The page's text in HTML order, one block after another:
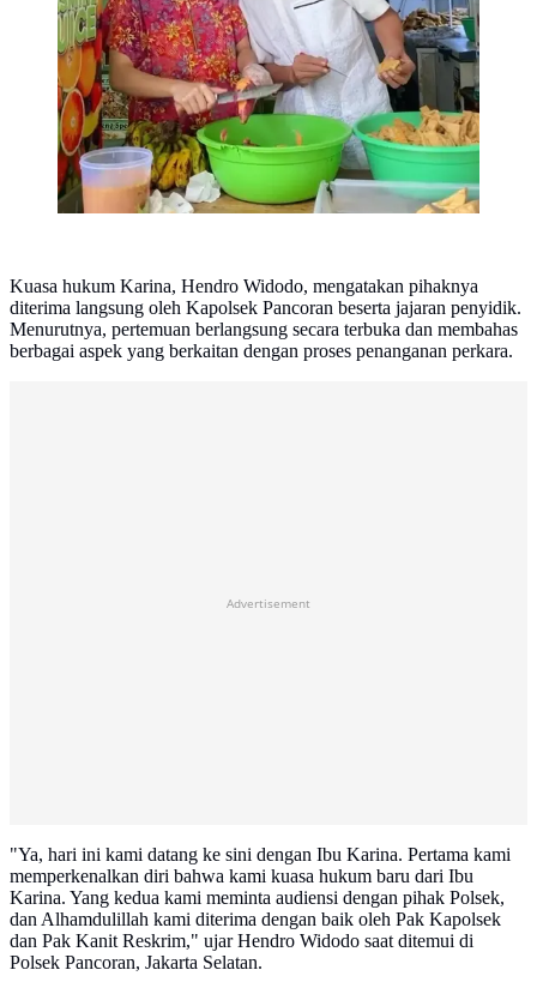
Kuasa hukum Karina, Hendro Widodo, mengatakan pihaknya
diterima langsung oleh Kapolsek Pancoran beserta jajaran penyidik.
Menurutnya, pertemuan berlangsung secara terbuka dan membahas
berbagai aspek yang berkaitan dengan proses penanganan perkara.
Advertisement
"Ya, hari ini kami datang ke sini dengan Ibu Karina. Pertama kami
memperkenalkan diri bahwa kami kuasa hukum baru dari Ibu
Karina. Yang kedua kami meminta audiensi dengan pihak Polsek,
dan Alhamdulillah kami diterima dengan baik oleh Pak Kapolsek
dan Pak Kanit Reskrim," ujar Hendro Widodo saat ditemui di
Polsek Pancoran, Jakarta Selatan.